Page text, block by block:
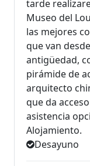
tarde
Museo del
las mejores
que van
antigüedad,
pirámide de
arquitecto
que da
asistencia
Alojamiento.
Desayuno